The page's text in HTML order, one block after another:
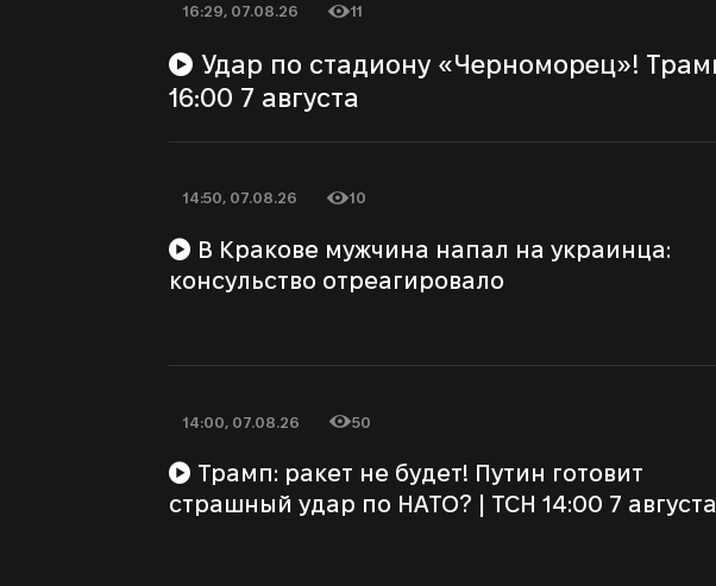
Дата публикации
16:29, 07.08.26
Количество просмотров
11
16:00 7 августа
Дата публикации
14:50, 07.08.26
Количество просмотров
10
консульство отреагировало
Дата публикации
14:00, 07.08.26
Количество просмотров
50
страшный удар по НАТО? | ТСН 14:00 7 августа